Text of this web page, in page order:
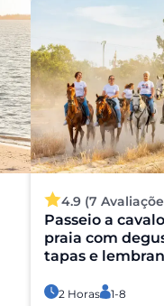
4.9 (7
Passeio a
praia com
tapas e
2 Horas 1-8